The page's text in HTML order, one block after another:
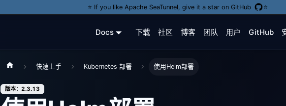
⭐️ If you like Apache SeaTunnel, give it a star on GitHub ⭐️
Docs 下载 社区 博客 团队 用户 GitHub
快速上手 Kubernetes 部署 使用Helm部署
版本：2.3.13